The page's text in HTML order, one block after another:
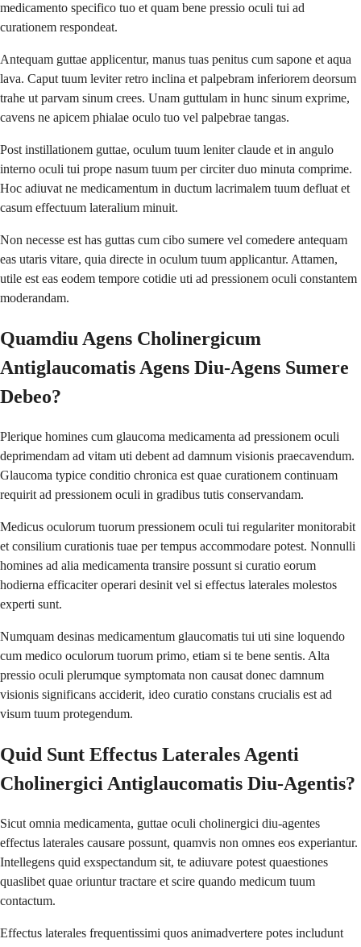
medicamento specifico tuo et quam bene pressio oculi tui ad
curationem respondeat.
Antequam guttae applicentur, manus tuas penitus cum sapone et aqua
lava. Caput tuum leviter retro inclina et palpebram inferiorem deorsum
trahe ut parvam sinum crees. Unam guttulam in hunc sinum exprime,
cavens ne apicem phialae oculo tuo vel palpebrae tangas.
Post instillationem guttae, oculum tuum leniter claude et in angulo
interno oculi tui prope nasum tuum per circiter duo minuta comprime.
Hoc adiuvat ne medicamentum in ductum lacrimalem tuum defluat et
casum effectuum lateralium minuit.
Non necesse est has guttas cum cibo sumere vel comedere antequam
eas utaris vitare, quia directe in oculum tuum applicantur. Attamen,
utile est eas eodem tempore cotidie uti ad pressionem oculi constantem
moderandam.
Quamdiu Agens Cholinergicum
Antiglaucomatis Agens Diu-Agens Sumere
Debeo?
Plerique homines cum glaucoma medicamenta ad pressionem oculi
deprimendam ad vitam uti debent ad damnum visionis praecavendum.
Glaucoma typice conditio chronica est quae curationem continuam
requirit ad pressionem oculi in gradibus tutis conservandam.
Medicus oculorum tuorum pressionem oculi tui regulariter monitorabit
et consilium curationis tuae per tempus accommodare potest. Nonnulli
homines ad alia medicamenta transire possunt si curatio eorum
hodierna efficaciter operari desinit vel si effectus laterales molestos
experti sunt.
Numquam desinas medicamentum glaucomatis tui uti sine loquendo
cum medico oculorum tuorum primo, etiam si te bene sentis. Alta
pressio oculi plerumque symptomata non causat donec damnum
visionis significans acciderit, ideo curatio constans crucialis est ad
visum tuum protegendum.
Quid Sunt Effectus Laterales Agenti
Cholinergici Antiglaucomatis Diu-Agentis?
Sicut omnia medicamenta, guttae oculi cholinergici diu-agentes
effectus laterales causare possunt, quamvis non omnes eos experiantur.
Intellegens quid exspectandum sit, te adiuvare potest quaestiones
quaslibet quae oriuntur tractare et scire quando medicum tuum
contactum.
Effectus laterales frequentissimi quos animadvertere potes includunt